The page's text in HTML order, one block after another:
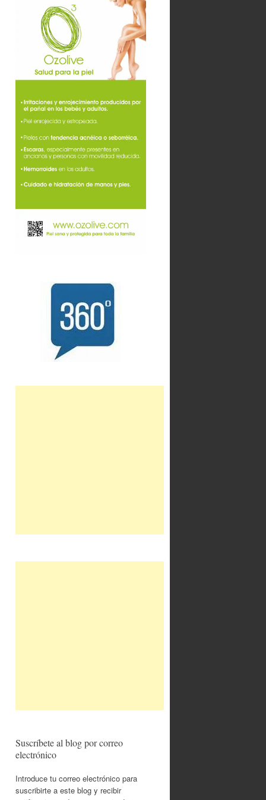
Suscríbete al blog por correo
electrónico
Introduce tu correo electrónico para
suscribirte a este blog y recibir